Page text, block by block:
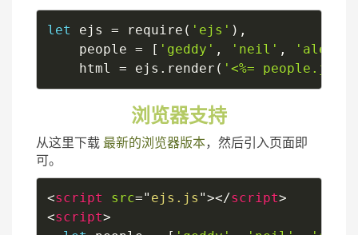
let ejs = require ( 'ejs' ) ,
    people
= [ 'geddy' , 'neil' , 'alex'
    html
= ejs . render ( '<%=
浏览器支持
从这里下载 最新的浏览器版本，然后引入页面即
可。
<script src=" ejs.js "></script>
<script>